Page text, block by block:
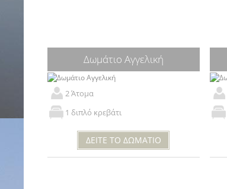
Δωμάτιο Αγγελική
2 Άτομα
1 διπλό κρεβάτι
ΔΕΙΤΕ ΤΟ ΔΩΜΑΤΙΟ